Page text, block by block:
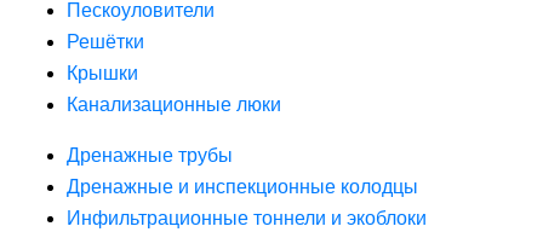
Пескоуловители
Решётки
Крышки
Канализационные люки
Дренажные трубы
Дренажные и инспекционные колодцы
Инфильтрационные тоннели и экоблоки